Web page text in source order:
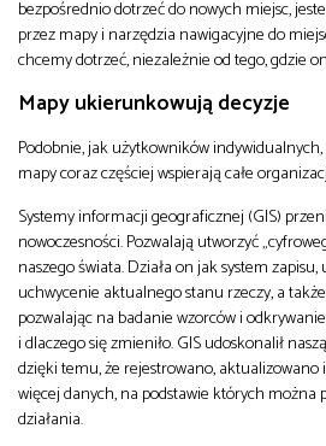
bezpośrednio dotrzeć do nowych miejsc,
przez mapy i narzędzia nawigacyjne do
chcemy dotrzeć, niezależnie od tego, gdzie
Mapy ukierunkowują decyzje
Podobnie, jak użytkowników
mapy coraz częściej wspierają całe
Systemy informacji geograficznej (GIS)
nowoczesności. Pozwalają utworzyć
naszego świata. Działa on jak system
uchwycenie aktualnego stanu rzeczy, a
pozwalając na badanie wzorców i
i dlaczego się zmieniło. GIS udoskonalił
dzięki temu, że rejestrowano, aktualizowano
więcej danych, na podstawie których można
działania.